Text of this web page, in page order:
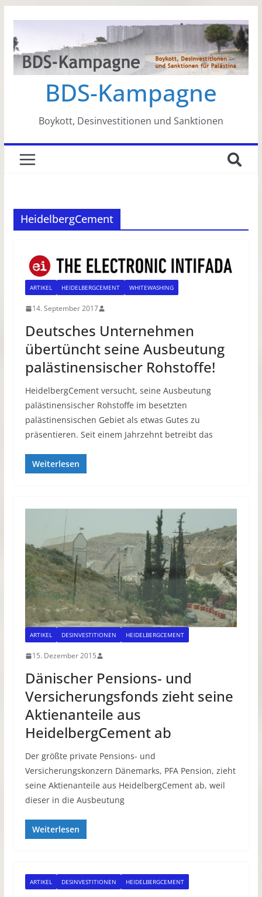
springen
BDS-Kampagne
Boykott, Desinvestitionen und Sanktionen
HeidelbergCement
ARTIKEL HEIDELBERGCEMENT WHITEWASHING
14. September 2017
Deutsches Unternehmen
übertüncht seine Ausbeutung
palästinensischer Rohstoffe!
HeidelbergCement versucht, seine Ausbeutung
palästinensischer Rohstoffe im besetzten
palästinensischen Gebiet als etwas Gutes zu
präsentieren. Seit einem Jahrzehnt betreibt das
Weiterlesen
ARTIKEL DESINVESTITIONEN HEIDELBERGCEMENT
15. Dezember 2015
Dänischer Pensions- und
Versicherungsfonds zieht seine
Aktienanteile aus
HeidelbergCement ab
Der größte private Pensions- und
Versicherungskonzern Dänemarks, PFA Pension, zieht
seine Aktienanteile aus HeidelbergCement ab, weil
dieser in die Ausbeutung
Weiterlesen
ARTIKEL DESINVESTITIONEN HEIDELBERGCEMENT